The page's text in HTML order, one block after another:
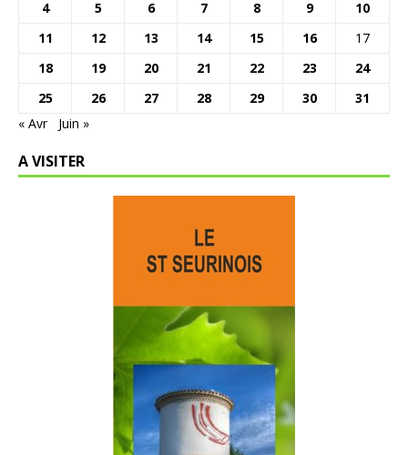
4
5 6 7 8 9
10
11
12 13 14 15 16
17
18
19 20 21 22 23
24
25
26 27 28 29 30
31
« Avr
Juin »
A VISITER